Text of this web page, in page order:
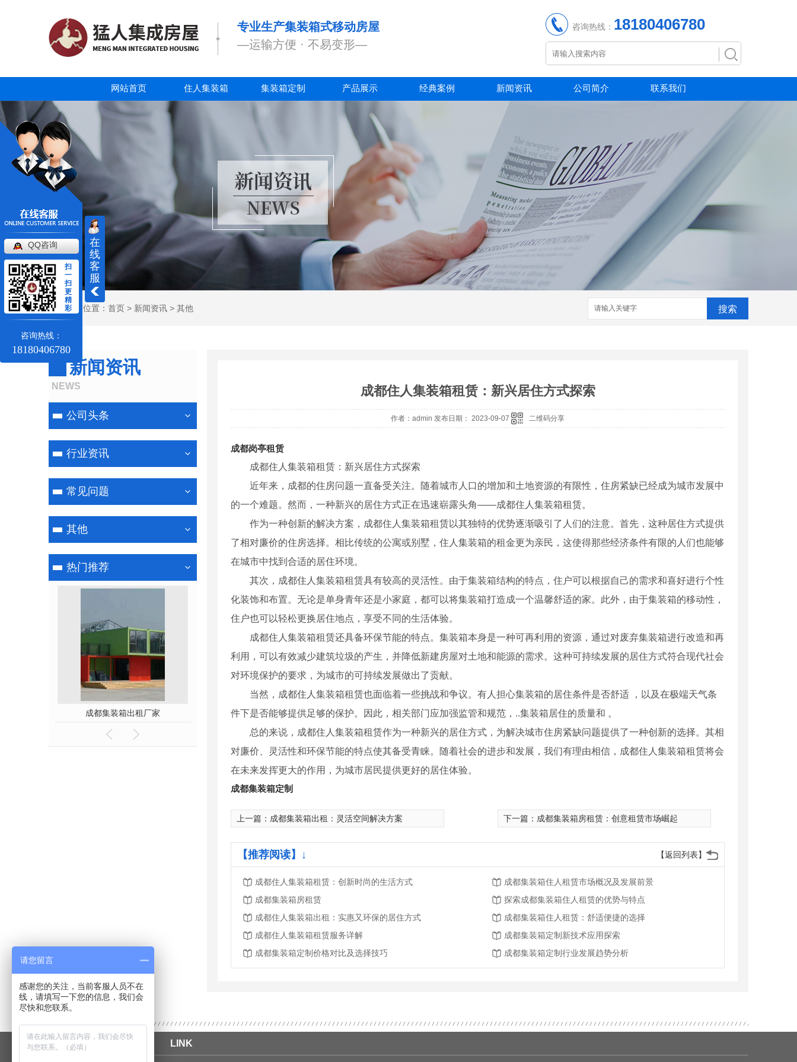
专业生产集装箱式移动房屋
—运输方便 · 不易变形—
咨询热线： 18180406780
网站首页 住人集装箱 集装箱定制 产品展示 经典案例 新闻资讯 公司简介 联系我们
当前位置： 首页 > 新闻资讯 > 其他 搜索
新闻资讯
NEWS
公司头条
行业资讯
常见问题
其他
热门推荐
成都集装箱出租厂家
成都住人集装箱租赁：新兴居住方式探索
作者：admin 发布日期： 2023-09-07 二维码分享
成都岗亭租赁
成都住人集装箱租赁：新兴居住方式探索
近年来，成都的住房问题一直备受关注。随着城市人口的增加和土地资源的有限性，住房紧缺已经成为城市发展中
的一个难题。然而，一种新兴的居住方式正在迅速崭露头角——成都住人集装箱租赁。
作为一种创新的解决方案，成都住人集装箱租赁以其独特的优势逐渐吸引了人们的注意。首先，这种居住方式提供
了相对廉价的住房选择。相比传统的公寓或别墅，住人集装箱的租金更为亲民，这使得那些经济条件有限的人们也能够
在城市中找到合适的居住环境。
其次，成都住人集装箱租赁具有较高的灵活性。由于集装箱结构的特点，住户可以根据自己的需求和喜好进行个性
化装饰和布置。无论是单身青年还是小家庭，都可以将集装箱打造成一个温馨舒适的家。此外，由于集装箱的移动性，
住户也可以轻松更换居住地点，享受不同的生活体验。
成都住人集装箱租赁还具备环保节能的特点。集装箱本身是一种可再利用的资源，通过对废弃集装箱进行改造和再
利用，可以有效减少建筑垃圾的产生，并降低新建房屋对土地和能源的需求。这种可持续发展的居住方式符合现代社会
对环境保护的要求，为城市的可持续发展做出了贡献。
当然，成都住人集装箱租赁也面临着一些挑战和争议。有人担心集装箱的居住条件是否舒适 ，以及在极端天气条
件下是否能够提供足够的保护。因此，相关部门应加强监管和规范，..集装箱居住的质量和 。
总的来说，成都住人集装箱租赁作为一种新兴的居住方式，为解决城市住房紧缺问题提供了一种创新的选择。其相
对廉价、灵活性和环保节能的特点使其备受青睐。随着社会的进步和发展，我们有理由相信，成都住人集装箱租赁将会
在未来发挥更大的作用，为城市居民提供更好的居住体验。
成都集装箱定制
上一篇： 成都集装箱出租：灵活空间解决方案 下一篇： 成都集装箱房租赁：创意租赁市场崛起
【返回列表】
【推荐阅读】↓
成都住人集装箱租赁：创新时尚的生活方式
成都集装箱住人租赁市场概况及发展前景
成都集装箱房租赁
探索成都集装箱住人租赁的优势与特点
成都住人集装箱出租：实惠又环保的居住方式
成都集装箱住人租赁：舒适便捷的选择
成都住人集装箱租赁服务详解
成都集装箱定制新技术应用探索
成都集装箱定制价格对比及选择技巧
成都集装箱定制行业发展趋势分析
LINK
在
线
客
服
QQ咨询
扫
一
扫
更
精
彩
咨询热线：
18180406780
请您留言
感谢您的关注，当前客服人员不在
线，请填写一下您的信息，我们会
尽快和您联系。